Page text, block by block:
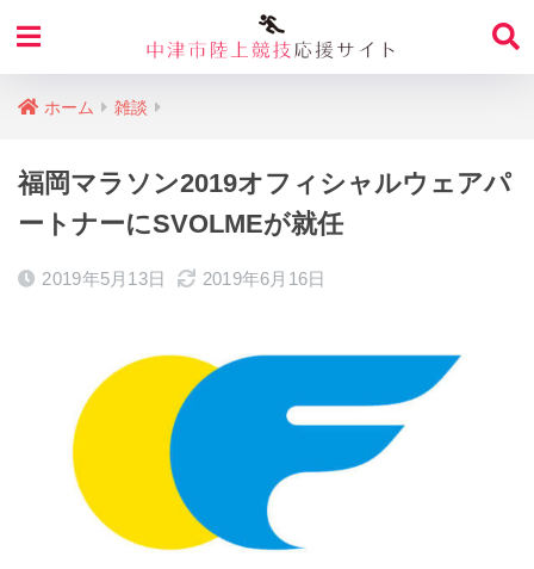
ホーム 雑談
福岡マラソン2019オフィシャルウェアパ
ートナーにSVOLMEが就任
2019年5月13日 2019年6月16日